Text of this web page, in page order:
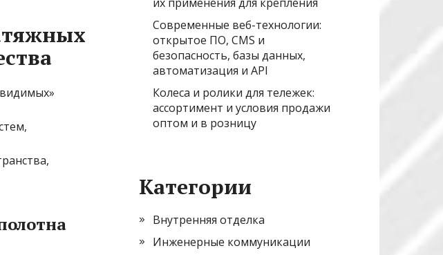
Современные веб-технологии:
открытое ПО, CMS и
безопасность, базы данных,
автоматизация и API
Колеса и ролики для тележек:
ассортимент и условия продажи
оптом и в розницу
Категории
Внутренняя отделка
Инженерные коммуникации